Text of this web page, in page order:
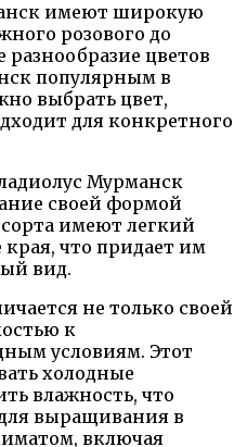
имеют широкую
розового до
разнообразие цветов
популярным в
выбрать цвет,
для конкретного
Мурманск
своей формой
имеют легкий
что придает им
вид.
не только своей
к
условиям. Этот
холодные
влажность, что
выращивания в
включая